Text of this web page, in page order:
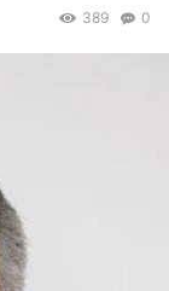
0
389